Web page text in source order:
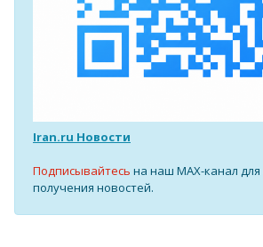
Iran.ru Новости
Подписывайтесь на наш MAX-канал
получения новостей.